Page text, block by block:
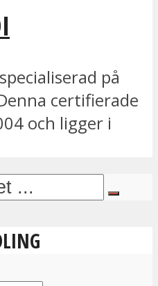
på
certifierade
och ligger i